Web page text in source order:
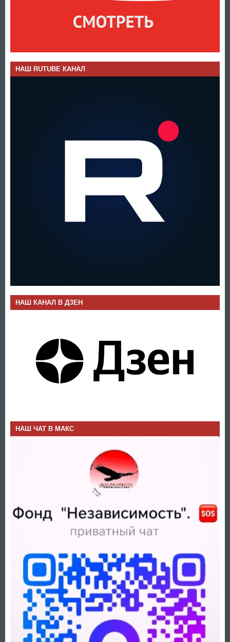
НАШ RUTUBE КАНАЛ
НАШ КАНАЛ В ДЗЕН
НАШ ЧАТ В МАКС